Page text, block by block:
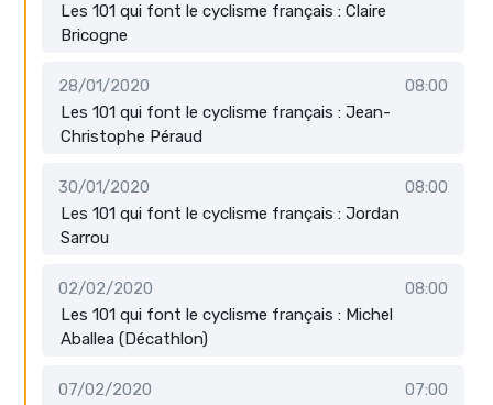
Les 101 qui font le cyclisme français : Claire
Bricogne
28/01/2020
08:00
Les 101 qui font le cyclisme français : Jean-
Christophe Péraud
30/01/2020
08:00
Les 101 qui font le cyclisme français : Jordan
Sarrou
02/02/2020
08:00
Les 101 qui font le cyclisme français : Michel
Aballea (Décathlon)
07/02/2020
07:00